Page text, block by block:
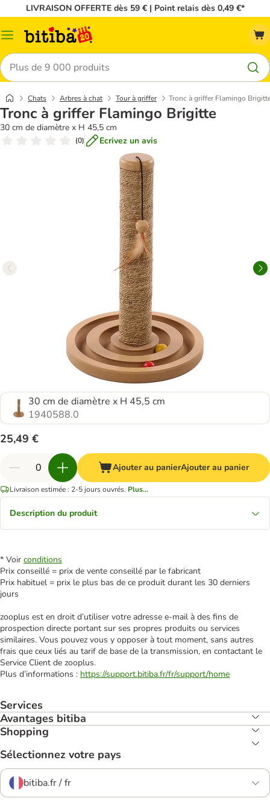
LIVRAISON OFFERTE dès 59 € | Point relais dès 0,49 €*
Menu
Rechercher
Chats Arbres à chat Tour à griffer Tronc à griffer Flamingo
Tronc à griffer Flamingo Brigitte
30 cm de diamètre x H 45,5 cm
(0) Ecrivez un avis
30 cm de diamètre x H 45,5 cm
1940588.0
25,49 €
Ajouter au panierAjouter au panier
Livraison estimée : 2-5 jours ouvrés. Plus...
Description du produit
* Voir conditions
Prix conseillé = prix de vente conseillé par le fabricant
Prix habituel = prix le plus bas de ce produit durant les 30 derniers
jours
zooplus est en droit d’utiliser votre adresse e‑mail à des fins de
prospection directe portant sur ses propres produits ou services
similaires. Vous pouvez vous y opposer à tout moment, sans autres
frais que ceux liés au tarif de base de la transmission, en contactant le
Service Client de zooplus.
Plus d’informations : https://support.bitiba.fr/fr/support/home
Services
Avantages bitiba
Shopping
Sélectionnez votre pays
bitiba.fr / fr